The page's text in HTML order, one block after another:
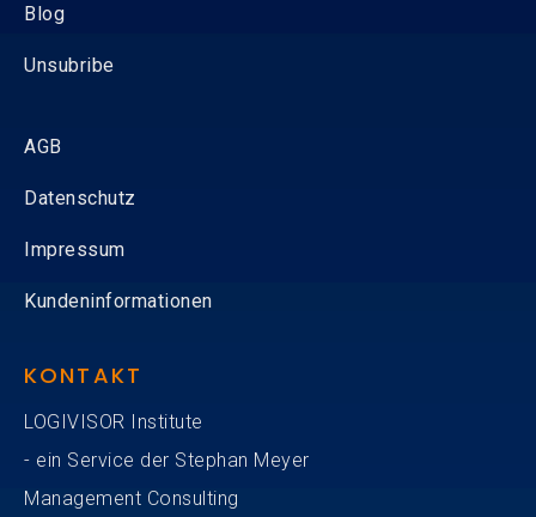
Blog
Unsubribe
AGB
Datenschutz
Impressum
Kundeninformationen
KONTAKT
LOGIVISOR Institute
- ein Service der Stephan Meyer
Management Consulting